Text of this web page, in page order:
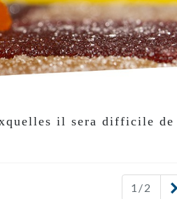
il sera difficile de
1/2